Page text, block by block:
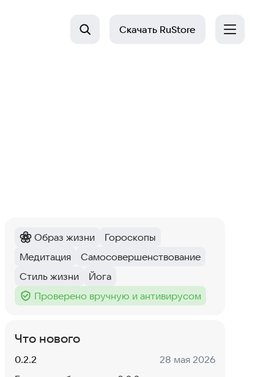
Скачать RuStore
Категория:
Образ жизни
Тег:
Гороскопы
Тег:
Медитация
Тег:
Самосовершенствование
Тег:
Стиль жизни
Тег:
Йога
Тег :
Проверено вручную и антивирусом
Что нового
Версия:
0.2.2 Дата:
28 мая 2026